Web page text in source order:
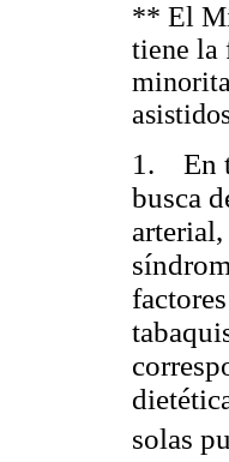
** El
tiene la
1. En
busca
solas